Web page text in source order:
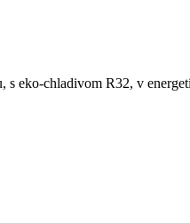
s eko-chladivom R32, v